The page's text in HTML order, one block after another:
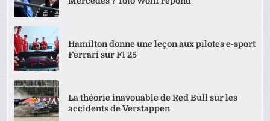
Hamilton donne une leçon aux pilotes e-sport
Ferrari sur F1 25
La théorie inavouable de Red Bull sur les
accidents de Verstappen